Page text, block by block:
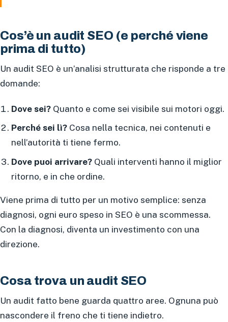
Cos’è un audit SEO (e perché viene
prima di tutto)
Un audit SEO è un’analisi strutturata che risponde a tre
domande:
Dove sei? Quanto e come sei visibile sui motori oggi.
Perché sei lì? Cosa nella tecnica, nei contenuti e
nell’autorità ti tiene fermo.
Dove puoi arrivare? Quali interventi hanno il miglior
ritorno, e in che ordine.
Viene prima di tutto per un motivo semplice: senza
diagnosi, ogni euro speso in SEO è una scommessa.
Con la diagnosi, diventa un investimento con una
direzione.
Cosa trova un audit SEO
Un audit fatto bene guarda quattro aree. Ognuna può
nascondere il freno che ti tiene indietro.